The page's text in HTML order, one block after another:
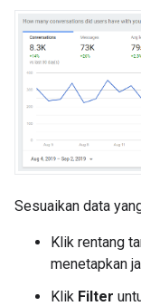
Sesuaikan data
Klik rentang
menetapkan
Klik Filter